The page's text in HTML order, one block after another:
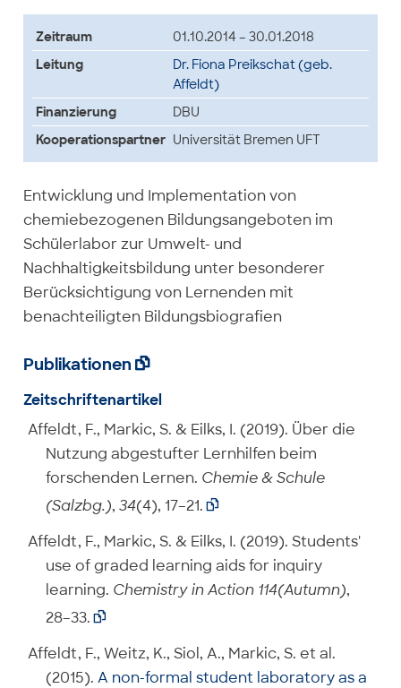
Zeitraum
01.10.2014 – 30.01.2018
Leitung
Dr. Fiona Preikschat (geb.
Affeldt)
Finanzierung
DBU
Kooperationspartner Universität Bremen UFT
Entwicklung und Implementation von
chemiebezogenen Bildungsangeboten im
Schülerlabor zur Umwelt- und
Nachhaltigkeitsbildung unter besonderer
Berücksichtigung von Lernenden mit
benachteiligten Bildungsbiografien
Publikationen 
Zeitschriftenartikel
Affeldt, F., Markic, S. & Eilks, I. (2019). Über die
Nutzung abgestufter Lernhilfen beim
forschenden Lernen. Chemie & Schule
(Salzbg.), 34(4), 17–21. 
Affeldt, F., Markic, S. & Eilks, I. (2019). Students'
use of graded learning aids for inquiry
learning. Chemistry in Action 114(Autumn),
28–33. 
Affeldt, F., Weitz, K., Siol, A., Markic, S. et al.
(2015). A non-formal student laboratory as a